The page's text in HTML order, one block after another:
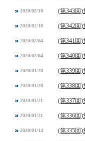
2020/02/18 (第343回
2020/02/18 (第342回
2020/02/04 (第341回
2020/02/04 (第340回
2020/01/28 (第339回
2020/01/28 (第338回
2020/01/21 (第337回
2020/01/21 (第336回
2020/01/14 (第335回